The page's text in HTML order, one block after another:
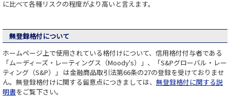
に比べて各種リスクの程度がより高いと言えます。
無登録格付について
ホームページ上で使用されている格付けについて、信用格付付与者である
「ムーディーズ・レーティングス（Moody's）」、「S&Pグローバル・レー
ティング（S&P）」 は金融商品取引法第66条の27の登録を受けておりませ
ん。無登録格付けに関する留意点につきましては、 無登録格付に関する説
明書をご覧下さい。